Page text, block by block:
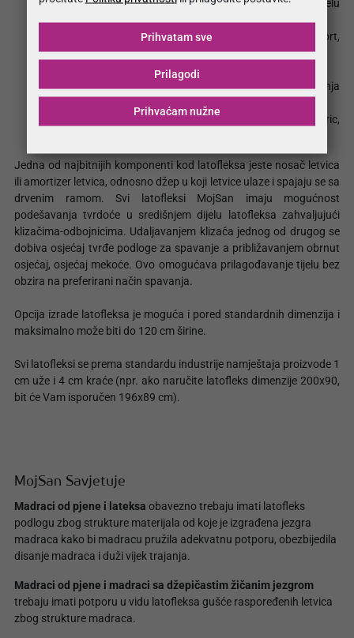
COMFORT fleksibilni sa mogućnošću podizanja u predjelu
glave i nogu.
Pogledajte: Basic Comfort, Flex Comfort, Activ Comfort,
Vitasan Comfort
MOTORIC fleksibilni sa mogućnošću elektronskog podizanja
Pogledajte: Basic Motoric, Flex Motoric, Activ Motoric,
Jedna od najbitnijih komponenti kod latofleksa jeste nosač letvica
ili amortizer letvica, odnosno džep u koji letvice ulaze i spajaju se sa
drvenim ramom. Svi latofleksi MojSan imaju mogućnost
podešavanja tvrdoće u središnjem dijelu latofleksa zahvaljujući
klizačima-odbojnicima. Udaljavanjem klizača jednog od drugog se
dobiva osjećaj tvrđe podloge za spavanje a približavanjem obrnut
osjećaj, osjećaj mekoće. Ovo omogućava prilagođavanje tijelu bez
obzira na preferirani način spavanja.
Opcija izrade latofleksa je moguća i pored standardnih dimenzija i
maksimalno može biti do 120 cm širine.
Svi latofleksi se prema standardu industrije namještaja proizvode 1
cm uže i 4 cm kraće (npr. ako naručite latofleks dimenzije 200x90,
bit će Vam isporučen 196x89 cm).
MojSan Savjetuje
Madraci od pjene i lateksa obavezno trebaju imati latofleks
podlogu zbog strukture materijala od koje je izgrađena jezgra
madraca kako bi madracu pružila adekvatnu potporu, obezbijedila
disanje madraca i duži vijek trajanja.
Madraci od pjene i madraci sa džepičastim žičanim jezgrom
trebaju imati potporu u vidu latofleksa gušće raspoređenih letvica
zbog strukture madraca.
Prihvaćam nužne
Prilagodi
Prihvatam sve